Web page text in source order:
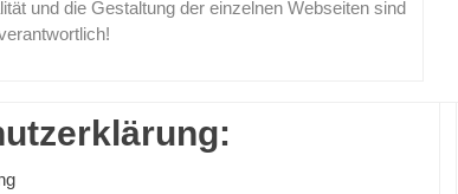
und die Gestaltung der einzelnen Webseiten sind